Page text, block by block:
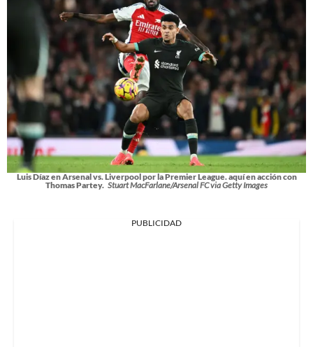
Luis Díaz en Arsenal vs. Liverpool por la Premier League. aquí en acción con
Thomas Partey. Stuart MacFarlane/Arsenal FC via Getty Images
PUBLICIDAD